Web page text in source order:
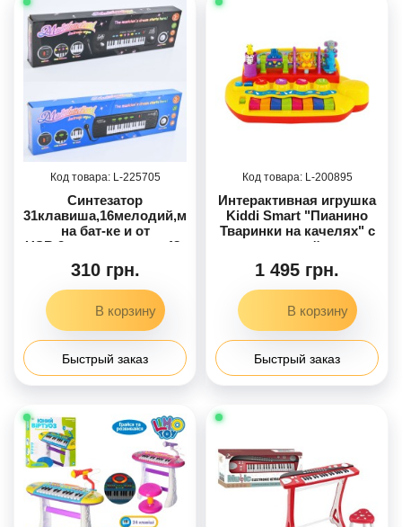
225705
Синтезатор
31клавиша,16мелодий,микрофон,запись,работает
на бат-ке и от
USB,2виды, в кор-ке 48-
13-4,5см
310 грн.
Быстрый заказ
200895
Интерактивная игрушка
Kiddi Smart "Пианино
Тваринки на качелях" с
музыкой и
движущимися
фигурками (063412)
1 495 грн.
Быстрый заказ